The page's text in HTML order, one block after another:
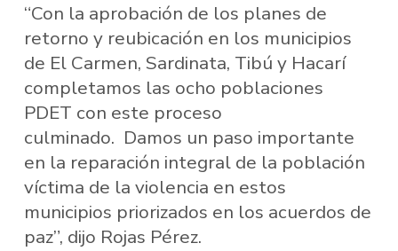
“Con la aprobación de los planes de
retorno y reubicación en los municipios
de El Carmen, Sardinata, Tibú y Hacarí
completamos las ocho poblaciones
PDET con este proceso
culminado. Damos un paso importante
en la reparación integral de la población
víctima de la violencia en estos
municipios priorizados en los acuerdos de
paz”, dijo Rojas Pérez.